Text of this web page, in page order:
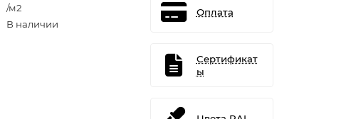
/м2
В наличии
Оплата
Сертификат
ы